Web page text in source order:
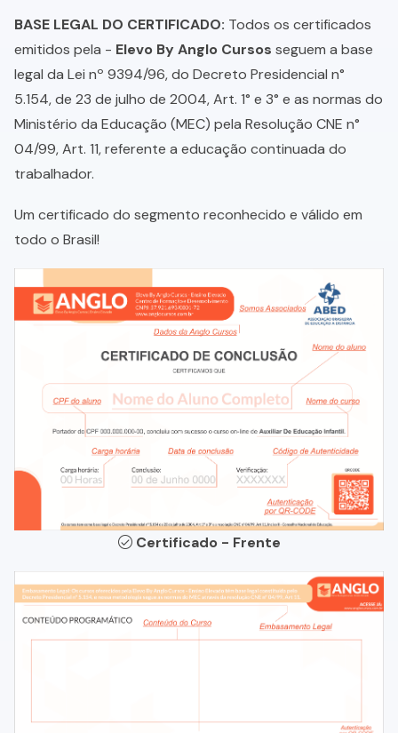
BASE LEGAL DO CERTIFICADO: Todos os certificados
emitidos pela - Elevo By Anglo Cursos seguem a base
legal da Lei nº 9394/96, do Decreto Presidencial n°
5.154, de 23 de julho de 2004, Art. 1° e 3° e as normas do
Ministério da Educação (MEC) pela Resolução CNE n°
04/99, Art. 11, referente a educação continuada do
trabalhador.
Um certificado do segmento reconhecido e válido em
todo o Brasil!
Certificado - Frente